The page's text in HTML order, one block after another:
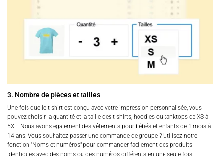
3. Nombre de pièces et tailles
Une fois que le t-shirt est conçu avec votre impression personnalisée, vous
pouvez choisir la quantité et la taille des t-shirts, hoodies ou tanktops de XS à
5XL. Nous avons également des vêtements pour bébés et enfants de 1 mois à
14 ans. Vous souhaitez passer une commande de groupe ? Utilisez notre
fonction "Noms et numéros" pour commander facilement des produits
identiques avec des noms ou des numéros différents en une seule fois.